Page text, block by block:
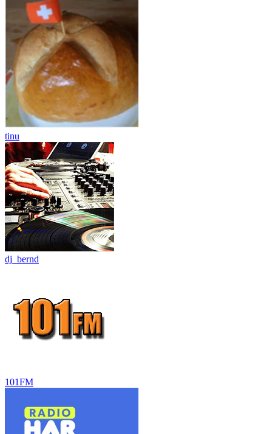
tinu
dj_bernd
101FM